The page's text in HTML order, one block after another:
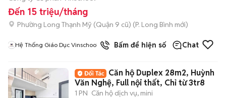
Đến 15 triệu/tháng
Phường Long Thạnh Mỹ (Quận 9 cũ) (P. Long Bình mới)
Hệ Thống Giáo Dục Vinschool Bấm để hiện số Chat
Căn hộ Duplex 28m2, Huỳnh
Văn Nghệ, Full nội thất, Chỉ từ 3tr8
1 PN Căn hộ dịch vụ, mini